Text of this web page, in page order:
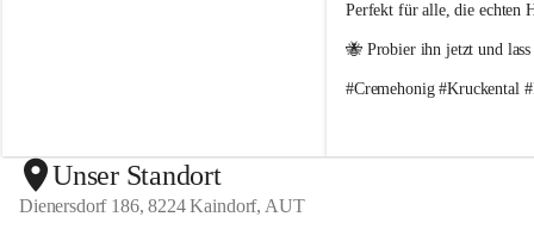
e
n
t
e
m
K
r
u
e
Perfekt für alle, die echten
🐝 Probier ihn jetzt und
#Cremehonig #Kruckental
Unser Standort
Dienersdorf 186, 8224 Kaindorf, AUT